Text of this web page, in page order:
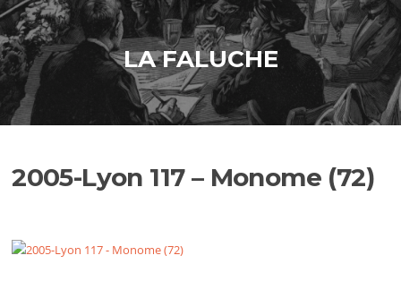
LA FALUCHE
2005-Lyon 117 – Monome (72)